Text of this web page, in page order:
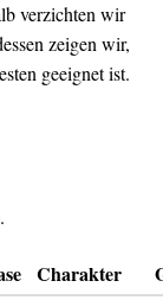
verzichten wir
zeigen wir,
geeignet ist.
Charakter